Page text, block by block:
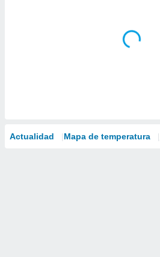
Actualidad Mapa de temperatura